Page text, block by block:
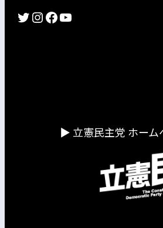
Twitter InstagramFacebook YouTube
▶︎ 立憲民主党 ホーム